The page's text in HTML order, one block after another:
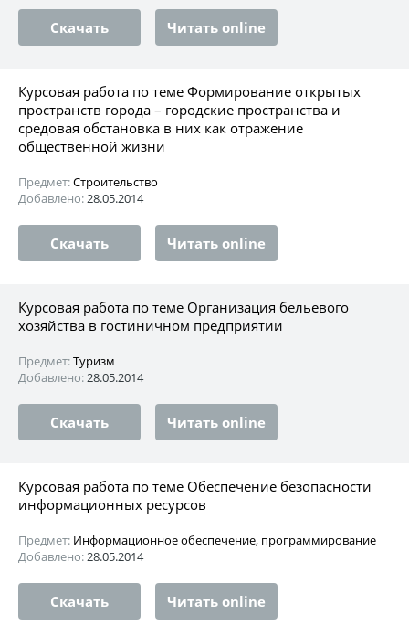
Скачать Читать online
Курсовая работа по теме Формирование открытых
пространств города – городские пространства и
средовая обстановка в них как отражение
общественной жизни
Предмет:Строительство
Добавлено:28.05.2014
Скачать Читать online
Курсовая работа по теме Организация бельевого
хозяйства в гостиничном предприятии
Предмет:Туризм
Добавлено:28.05.2014
Скачать Читать online
Курсовая работа по теме Обеспечение безопасности
информационных ресурсов
Предмет: Информационное обеспечение, программирование
Добавлено:28.05.2014
Скачать Читать online